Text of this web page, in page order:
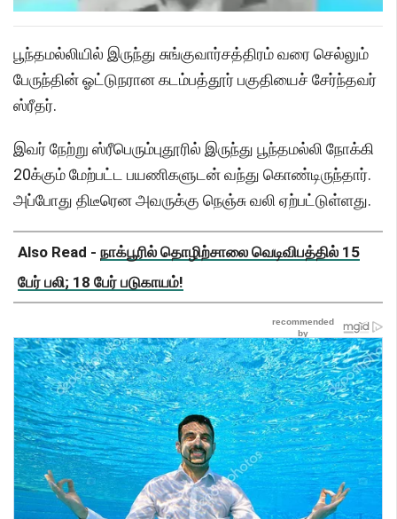
பூந்தமல்லியில் இருந்து சுங்குவார்சத்திரம் வரை செல்லும்
பேருந்தின் ஓட்டுநரான கடம்பத்தூர் பகுதியைச் சேர்ந்தவர்
ஸ்ரீதர்.
இவர் நேற்று ஸ்ரீபெரும்புதூரில் இருந்து பூந்தமல்லி நோக்கி
20க்கும் மேற்பட்ட பயணிகளுடன் வந்து கொண்டிருந்தார்.
அப்போது திடீரென அவருக்கு நெஞ்சு வலி ஏற்பட்டுள்ளது.
Also Read - நாக்பூரில் தொழிற்சாலை வெடிவிபத்தில் 15
பேர் பலி; 18 பேர் படுகாயம்!